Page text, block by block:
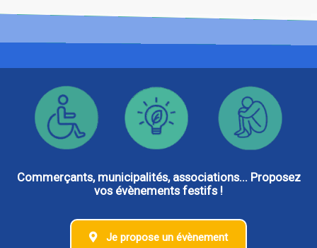
Commerçants, municipalités, associations... Proposez
vos évènements festifs !
Je propose un évènement